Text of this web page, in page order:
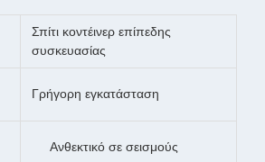
Σπίτι κοντέινερ επίπεδης
συσκευασίας
Γρήγορη εγκατάσταση
Ανθεκτικό σε σεισμούς